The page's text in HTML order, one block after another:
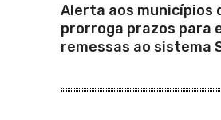
Alerta aos municípios
prorroga prazos para
remessas ao sistema